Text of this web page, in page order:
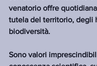
venatorio offre
tutela del territorio, degli
biodiversità.
Sono valori